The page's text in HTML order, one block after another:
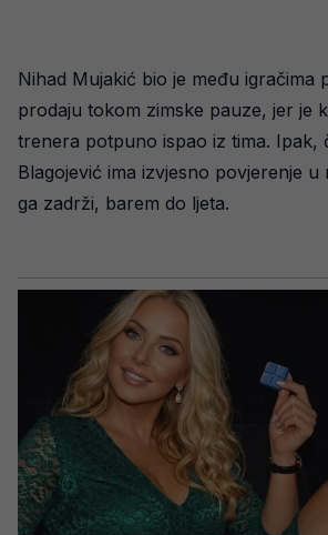
Nihad Mujakić bio je među igračima
prodaju tokom zimske pauze, jer je
trenera potpuno ispao iz tima. Ipak,
Blagojević ima izvjesno povjerenje u
ga zadrži, barem do ljeta.